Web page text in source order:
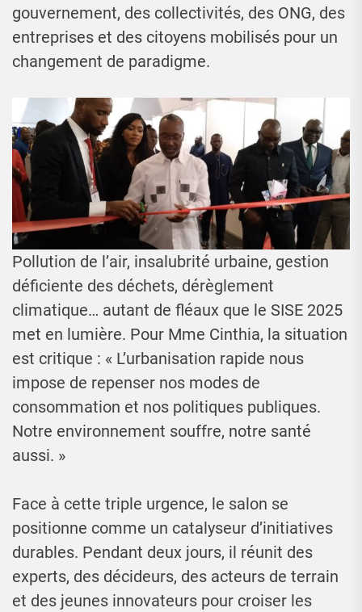
gouvernement, des collectivités, des ONG, des
entreprises et des citoyens mobilisés pour un
changement de paradigme.
Pollution de l’air, insalubrité urbaine, gestion
déficiente des déchets, dérèglement
climatique… autant de fléaux que le SISE 2025
met en lumière. Pour Mme Cinthia, la situation
est critique : « L’urbanisation rapide nous
impose de repenser nos modes de
consommation et nos politiques publiques.
Notre environnement souffre, notre santé
aussi. »
Face à cette triple urgence, le salon se
positionne comme un catalyseur d’initiatives
durables. Pendant deux jours, il réunit des
experts, des décideurs, des acteurs de terrain
et des jeunes innovateurs pour croiser les